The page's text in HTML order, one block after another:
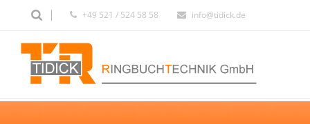
+49 521 / 524 58 58 info@tidick.de